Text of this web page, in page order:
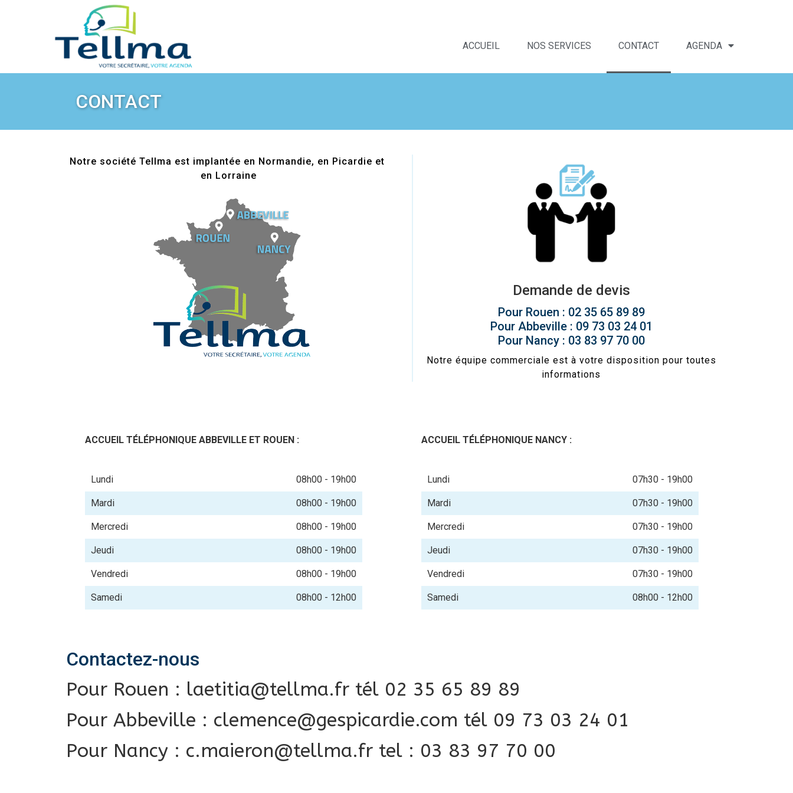
ACCUEIL NOS SERVICES CONTACT AGENDA
CONTACT
Notre société Tellma est implantée en Normandie, en Picardie et
en Lorraine
Demande de devis
Pour Rouen : 02 35 65 89 89
Pour Abbeville : 09 73 03 24 01
Pour Nancy : 03 83 97 70 00
Notre équipe commerciale est à votre disposition pour toutes
informations
ACCUEIL TÉLÉPHONIQUE ABBEVILLE ET ROUEN :
Lundi 08h00 - 19h00
Mardi 08h00 - 19h00
Mercredi 08h00 - 19h00
Jeudi 08h00 - 19h00
Vendredi 08h00 - 19h00
Samedi 08h00 - 12h00
ACCUEIL TÉLÉPHONIQUE NANCY :
Lundi 07h30 - 19h00
Mardi 07h30 - 19h00
Mercredi 07h30 - 19h00
Jeudi 07h30 - 19h00
Vendredi 07h30 - 19h00
Samedi 08h00 - 12h00
Contactez-nous
Pour Rouen : laetitia@tellma.fr tél 02 35 65 89 89
Pour Abbeville : clemence@gespicardie.com tél 09 73 03 24 01
Pour Nancy : c.maieron@tellma.fr tel : 03 83 97 70 00